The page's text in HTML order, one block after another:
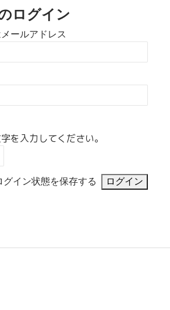
ログイン
ールアドレス
を入力してください。
グイン状態を保存する